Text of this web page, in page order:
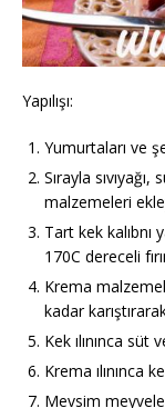
Yapılışı:
Yumurtaları ve
Sırayla
malzemeleri
Tart kek kalıbnı
170C dereceli
Krema
kadar
Kek ılınınca süt
Krema ılınınca
Mevsim